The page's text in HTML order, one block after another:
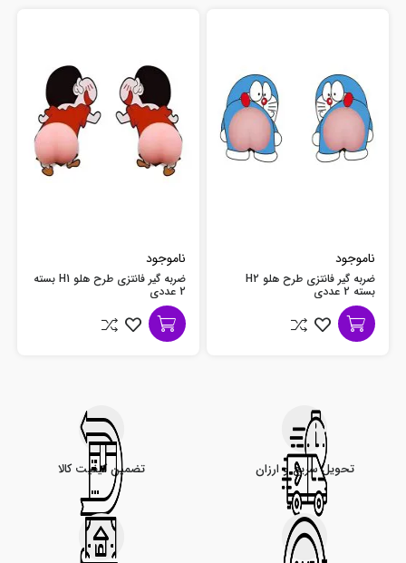
ناموجود
ضربه گیر فانتزی طرح هلو H2
بسته 2 عددی
ناموجود
ضربه گیر فانتزی طرح هلو H1 بسته
2 عددی
تحویل سریع و ارزان تضمین کیفیت کالا